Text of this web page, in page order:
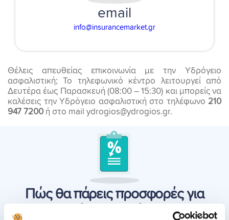
email
info@insurancemarket.gr
Θέλεις απευθείας επικοινωνία με την Υδρόγειο
ασφαλιστική; Το τηλεφωνικό κέντρο λειτουργεί από
Δευτέρα έως Παρασκευή (08:00 – 15:30) και μπορείς να
καλέσεις την Υδρόγειο ασφαλιστική στο τηλέφωνο 210
947 7200ή στο mail ydrogios@ydrogios.gr.
Πώς θα πάρεις προσφορές για
ασφάλεια Υδρόγειος;